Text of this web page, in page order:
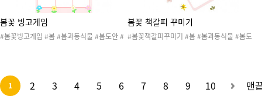
봄꽃 빙고게임
#봄꽃빙고게임 #봄 #봄과동식물 #봄도안 #
봄꽃 책갈피 꾸미기
#봄꽃책갈피꾸미기 #봄 #봄과동식물 #봄도
1
2 3 4 5 6 7 8 9 10 맨